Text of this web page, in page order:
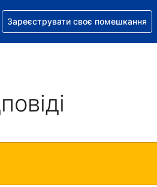
поточна валюта: Долар США
Ваша поточна мова:
допомогу з
Зареєструвати своє помешкання